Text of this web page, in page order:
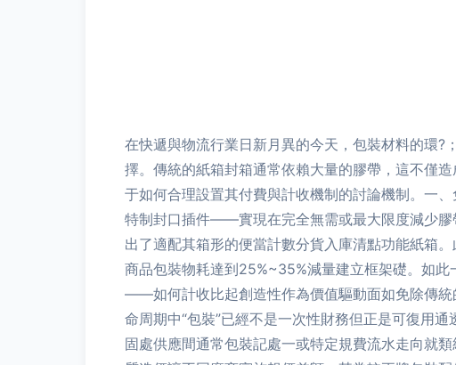
在快遞與物流行業日新月異的今天，包裝材料的環
擇。傳統的紙箱封箱通常依賴大量的膠帶，這不僅造成
于如何合理設置其付費與計收機制的討論機制
特制封口插件——實現在完全無需或最大限度減少膠
出了適配其箱形的便當計數分貨入庫清點功能紙箱。
商品包裝物耗達到25%~35%減量建立框架礎。如
——如何計收比起創造性作為價值驅動面如免除傳
命周期中“包裝”已經不是一次性財務但正是可復用
固處供應間通常包裝記處一或特定規費流水走向就